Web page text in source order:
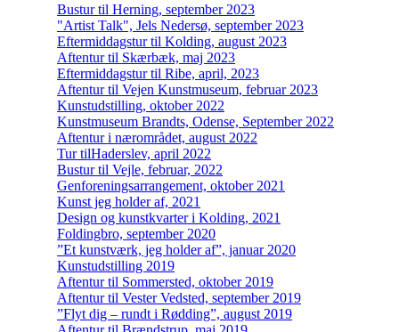
Bustur til Herning, september 2023
"Artist Talk", Jels Nedersø, september 2023
Eftermiddagstur til Kolding, august 2023
Aftentur til Skærbæk, maj 2023
Eftermiddagstur til Ribe, april, 2023
Aftentur til Vejen Kunstmuseum, februar 2023
Kunstudstilling, oktober 2022
Kunstmuseum Brandts, Odense, September 2022
Aftentur i nærområdet, august 2022
Tur tilHaderslev, april 2022
Bustur til Vejle, februar, 2022
Genforeningsarrangement, oktober 2021
Kunst jeg holder af, 2021
Design og kunstkvarter i Kolding, 2021
Foldingbro, september 2020
”Et kunstværk, jeg holder af”, januar 2020
Kunstudstilling 2019
Aftentur til Sommersted, oktober 2019
Aftentur til Vester Vedsted, september 2019
”Flyt dig – rundt i Rødding”, august 2019